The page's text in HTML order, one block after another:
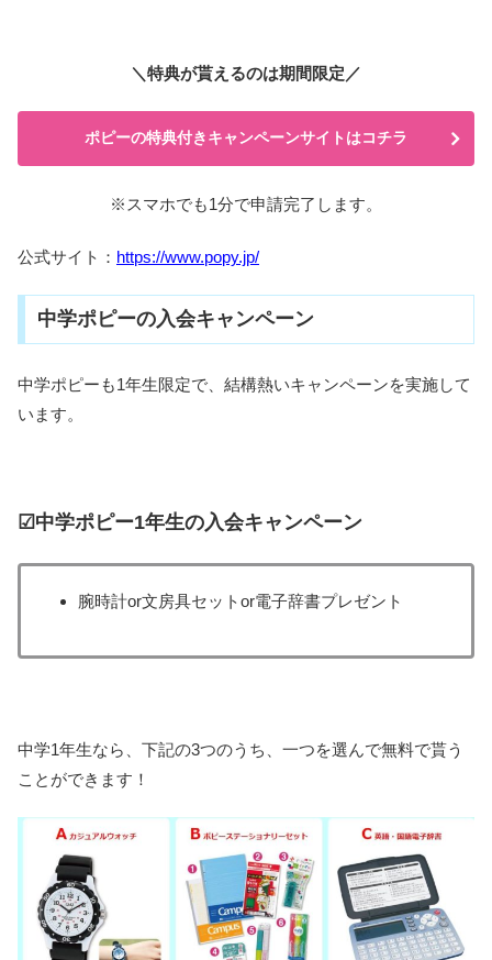
＼特典が貰えるのは期間限定／
ポピーの特典付きキャンペーンサイトはコチラ
※スマホでも1分で申請完了します。
公式サイト： https://www.popy.jp/
中学ポピーの入会キャンペーン
中学ポピーも1年生限定で、結構熱いキャンペーンを実施して
います。
☑中学ポピー1年生の入会キャンペーン
腕時計or文房具セットor電子辞書プレゼント
中学1年生なら、下記の3つのうち、一つを選んで無料で貰う
ことができます！